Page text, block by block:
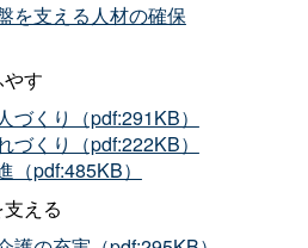
を支える人材の確保
す
づくり（pdf:291KB）
づくり（pdf:222KB）
（pdf:485KB）
える